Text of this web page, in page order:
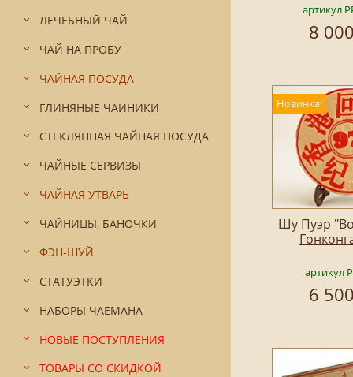
ЛЕЧЕБНЫЙ ЧАЙ
ЧАЙ НА ПРОБУ
ЧАЙНАЯ ПОСУДА
ГЛИНЯНЫЕ ЧАЙНИКИ
СТЕКЛЯННАЯ ЧАЙНАЯ ПОСУДА
ЧАЙНЫЕ СЕРВИЗЫ
ЧАЙНАЯ УТВАРЬ
ЧАЙНИЦЫ, БАНОЧКИ
ФЭН-ШУЙ
СТАТУЭТКИ
НАБОРЫ ЧАЕМАНА
НОВЫЕ ПОСТУПЛЕНИЯ
ТОВАРЫ СО СКИДКОЙ
артикул
8
Новинка!
Шу Пуэр
артикул
6